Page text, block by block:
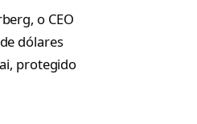
o CEO
dólares
protegido